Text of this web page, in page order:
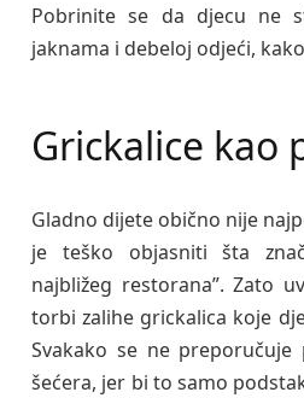
Pobrinite se da djecu ne
jaknama i debeloj odjeći,
Grickalice kao
Gladno dijete obično nije
je teško objasniti šta
najbližeg restorana”. Zato
torbi zalihe grickalica koje
Svakako se ne preporučuje
šećera, jer bi to samo